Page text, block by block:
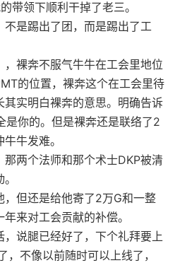
带领下顺利干掉了老三。
是踢出了团，而是踢出了工
裸奔不服气牛牛在工会里地位
的位置，裸奔这个在工会里待
实明白裸奔的意思。明确告诉
是你的。但是裸奔还是联络了2
牛发难。
两个法师和那个术士DKP被清
，但还是给他寄了2万G和一整
来对工会贡献的补偿。
说腿已经好了，下个礼拜要上
不像以前随时可以上线了，